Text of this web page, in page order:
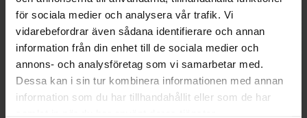
för sociala medier och analysera vår trafik. Vi
vidarebefordrar även sådana identifierare och annan
information från din enhet till de sociala medier och
annons- och analysföretag som vi samarbetar med.
Dessa kan i sin tur kombinera informationen med annan
information som du har tillhandahållit eller som de har